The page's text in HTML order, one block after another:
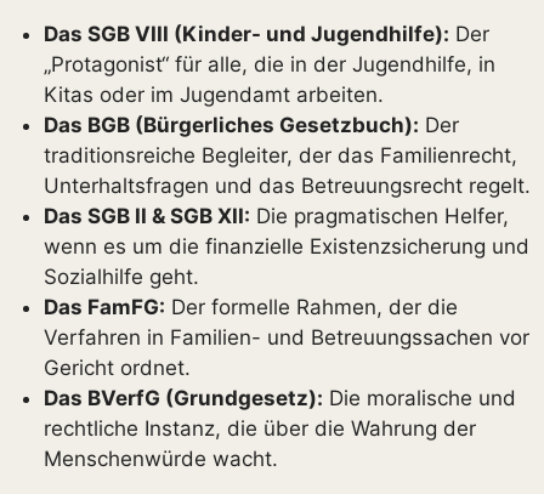
Das SGB VIII (Kinder- und Jugendhilfe): Der
„Protagonist“ für alle, die in der Jugendhilfe, in
Kitas oder im Jugendamt arbeiten.
Das BGB (Bürgerliches Gesetzbuch): Der
traditionsreiche Begleiter, der das Familienrecht,
Unterhaltsfragen und das Betreuungsrecht regelt.
Das SGB II & SGB XII: Die pragmatischen Helfer,
wenn es um die finanzielle Existenzsicherung und
Sozialhilfe geht.
Das FamFG: Der formelle Rahmen, der die
Verfahren in Familien- und Betreuungssachen vor
Gericht ordnet.
Das BVerfG (Grundgesetz): Die moralische und
rechtliche Instanz, die über die Wahrung der
Menschenwürde wacht.